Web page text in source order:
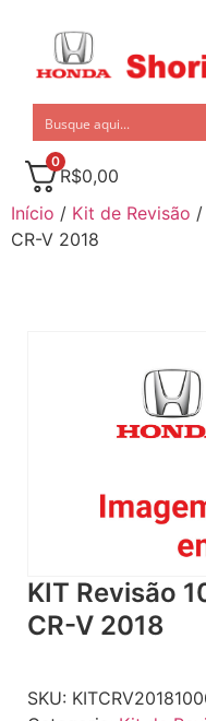
0
R$0,00
Início / Kit de Revisão /
CR-V 2018
KIT Revisão
CR-V 2018
SKU: